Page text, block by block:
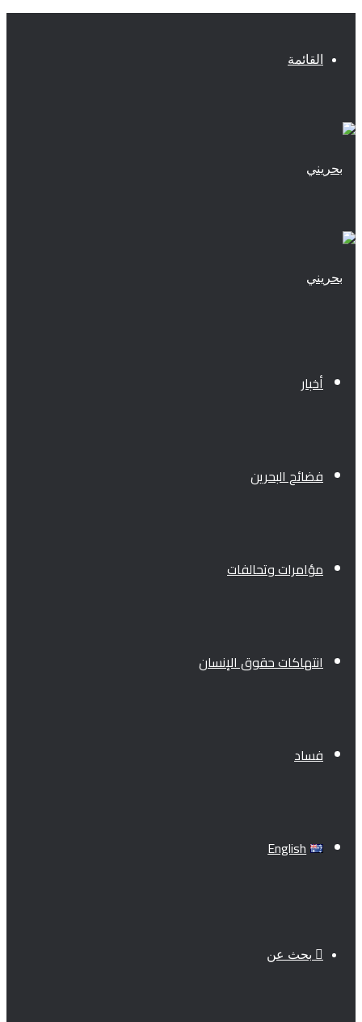
القائمة
أخبار
فضائح البحرين
مؤامرات وتحالفات
انتهاكات حقوق الإنسان
فساد
English
بحث عن